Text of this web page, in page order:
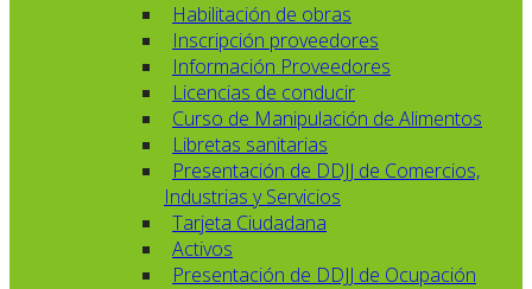
Habilitación de obras
Inscripción proveedores
Información Proveedores
Licencias de conducir
Curso de Manipulación de Alimentos
Libretas sanitarias
Presentación de DDJJ de Comercios,
Industrias y Servicios
Tarjeta Ciudadana
Activos
Presentación de DDJJ de Ocupación